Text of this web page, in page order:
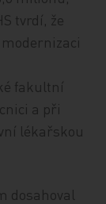
tvrdí, že
fakultní
a při
lékařskou
dosahoval